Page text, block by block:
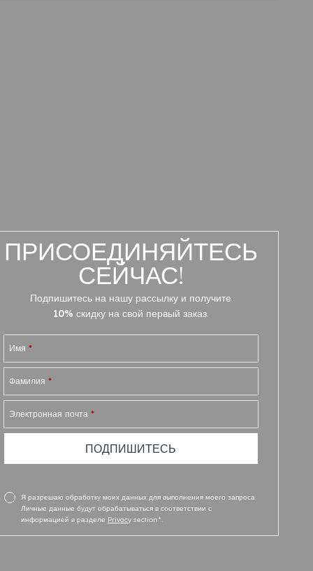
ПРИСОЕДИНЯЙТЕСЬ
СЕЙЧАС!
Подпишитесь на нашу рассылку и получите
10% скидкуна свой первый заказ.
Имя *
Фамилия *
Электронная почта *
Я разрешаю обработку моих данных для выполнения моего запроса.
Личные данные будут обрабатываться в соответствии с
информацией в разделе Privacysection*.